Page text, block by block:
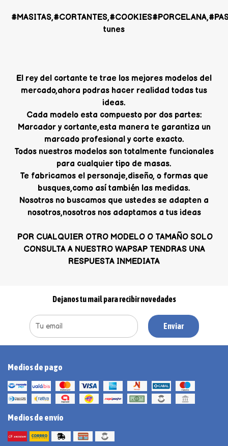
tunes
El rey del cortante te trae los mejores modelos del
mercado,ahora podras hacer realidad todas tus
ideas.
Cada modelo esta compuesto por dos partes:
Marcador y cortante,esta manera te garantiza un
marcado profesional y corte exacto.
Todos nuestros modelos son totalmente funcionales
para cualquier tipo de masas.
Te fabricamos el personaje,diseño, o formas que
busques,como así también las medidas.
Nosotros no buscamos que ustedes se adapten a
nosotros,nosotros nos adaptamos a tus ideas
POR CUALQUIER OTRO MODELO O TAMAÑO SOLO
CONSULTA A NUESTRO WAPSAP TENDRAS UNA
RESPUESTA INMEDIATA
Dejanos tu mail para recibir novedades
Enviar
Medios de pago
Medios de envío